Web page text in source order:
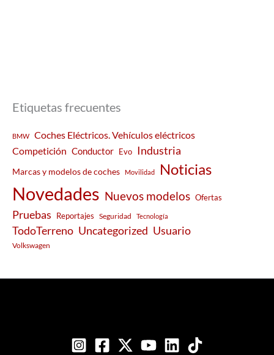
Etiquetas frecuentes
BMW
Coches Eléctricos. Vehículos eléctricos
Competición Conductor Evo Industria
Marcas y modelos de coches Movilidad Noticias
Novedades Nuevos modelos Ofertas
Pruebas Reportajes Seguridad Tecnología
TodoTerreno Uncategorized Usuario
Volkswagen